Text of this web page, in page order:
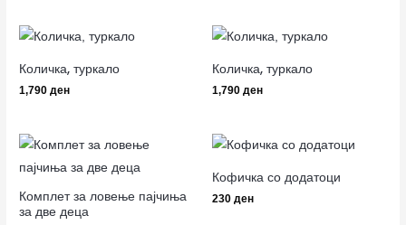
Количка, туркало
1,790ден
Количка, туркало
1,790 ден
Комплет за ловење пајчиња
за две деца
Кофичка со додатоци
230 ден